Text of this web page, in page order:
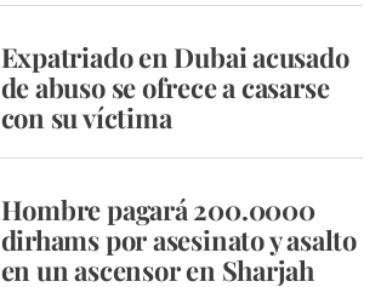
Expatriado en Dubai acusado
de abuso se ofrece a casarse
con su víctima
Hombre pagará 200.0000
dirhams por asesinato y asalto
en un ascensor en Sharjah